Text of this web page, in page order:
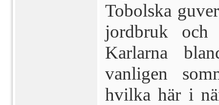
Tobolska
jordbruk och
Karlar­na
vanligen
hvilka här i